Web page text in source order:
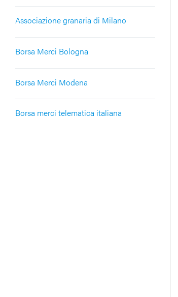
Associazione granaria di Milano
Borsa Merci Bologna
Borsa Merci Modena
Borsa merci telematica italiana